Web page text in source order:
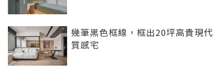
幾筆黑色框線，框出20坪高貴現代
質感宅